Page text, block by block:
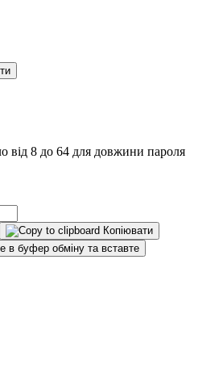
від 8 до 64 для довжини пароля
Копіювати
в буфер обміну та вставте